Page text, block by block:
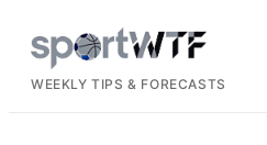
WEEKLY TIPS & FORECASTS